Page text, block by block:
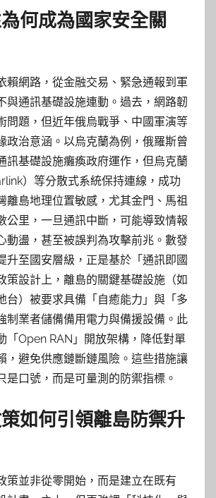
何成為國家安全關
賴網路，從金融交易、緊急通報到軍
與通訊基礎設施連動。過去，網路韌
問題，但近年俄烏戰爭、中國軍演等
政治意涵。以烏克蘭為例，俄羅斯曾
訊基礎設施癱瘓政府運作，但烏克蘭
）等分散式系統保持連線，成功
離島地理位置敏感，尤其金門、馬祖
公里，一旦通訊中斷，可能導致情報
動盪，甚至被誤判為攻擊前兆。數發
升至國安層級，正是基於「通訊即國
策設計上，離島的關鍵基礎設施（如
台）被要求具備「自癒能力」與「多
制業者儲備備用電力與備援設備。此
「Open RAN」開放架構，降低對單
，避免供應鏈斷鏈風險。這些措施讓
是口號，而是可量測的防禦指標。
如何引領離島防禦升
策並非從零開始，而是建立在既有